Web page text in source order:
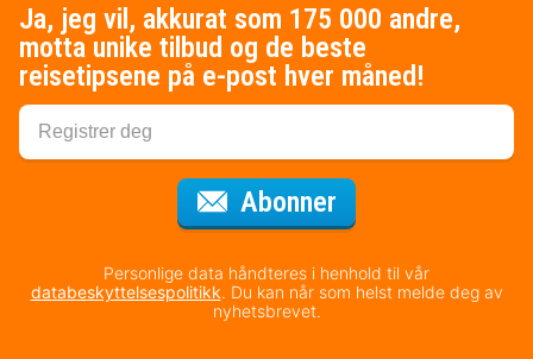
Ja, jeg vil, akkurat som 175 000 andre,
motta unike tilbud og de beste
reisetipsene på e-post hver måned!
Abonner
Personlige data håndteres i henhold til vår
databeskyttelsespolitikk. Du kan når som helst melde deg av
nyhetsbrevet.